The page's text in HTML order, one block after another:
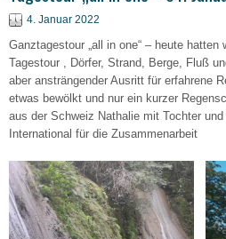
4. Januar 2022
Ganztagestour „all in one“ – heute hatten
Tagestour , Dörfer, Strand, Berge, Fluß
aber ansträngender Ausritt für erfahrene
etwas bewölkt und nur ein kurzer
aus der Schweiz Nathalie mit Tochter
International für die Zusammenarbeit